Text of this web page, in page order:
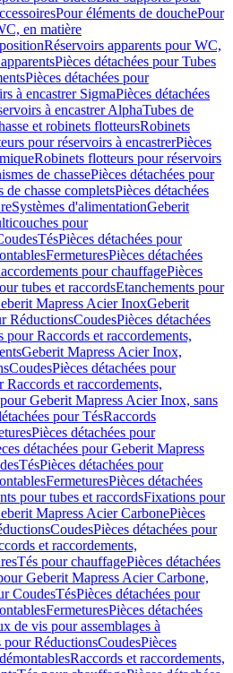
Pour éléments de douchePour
en matière
Réservoirs apparents pour WC,
Pièces détachées pour Tubes
Pièces détachées pour
à encastrer SigmaPièces détachées
à encastrer AlphaTubes de
et robinets flotteursRobinets
pour réservoirs à encastrerPièces
Robinets flotteurs pour réservoirs
de chassePièces détachées pour
de chasse completsPièces détachées
Systèmes d'alimentationGeberit
pour
TésPièces détachées pour
FermeturesPièces détachées
pour chauffagePièces
tubes et raccordsEtanchements pour
Mapress Acier InoxGeberit
RéductionsCoudesPièces détachées
pour Raccords et raccordements,
Geberit Mapress Acier Inox,
CoudesPièces détachées pour
Raccords et raccordements,
Geberit Mapress Acier Inox, sans
pour TésRaccords
Pièces détachées pour
détachées pour Geberit Mapress
TésPièces détachées pour
FermeturesPièces détachées
pour tubes et raccordsFixations pour
Mapress Acier CarbonePièces
CoudesPièces détachées pour
et raccordements,
Tés pour chauffagePièces détachées
Geberit Mapress Acier Carbone,
CoudesTésPièces détachées pour
FermeturesPièces détachées
de vis pour assemblages à
pour RéductionsCoudesPièces
Raccords et raccordements,